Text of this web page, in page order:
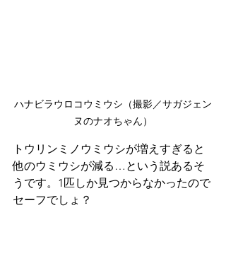
ハナビラウロコウミウシ（撮影／サガジェン
ヌのナオちゃん）
トウリンミノウミウシが増えすぎると
他のウミウシが減る…という説あるそ
うです。1匹しか見つからなかったので
セーフでしょ？